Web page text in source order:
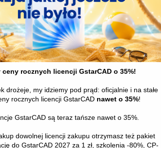
CAD/BIM dla inżynierów
(23.11.2018), Krakowie (30.11.2018 oraz
architektonicznych (m.in.
Lumion 9)
budowlanych (m.in. SCIA Engineer).
najlepszych praktyk projektowych.